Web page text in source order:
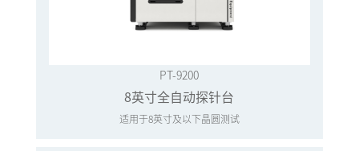
PT-9200
8英寸全自动探针台
适用于8英寸及以下晶圆测试